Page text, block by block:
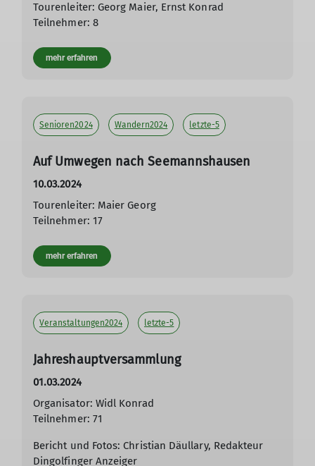
Tourenleiter: Georg Maier, Ernst Konrad
Teilnehmer: 8
mehr erfahren
Senioren2024 Wandern2024 letzte-5
Auf Umwegen nach Seemannshausen
10.03.2024
Tourenleiter: Maier Georg
Teilnehmer: 17
mehr erfahren
Veranstaltungen2024 letzte-5
Jahreshauptversammlung
01.03.2024
Organisator: Widl Konrad
Teilnehmer: 71
Bericht und Fotos: Christian Däullary, Redakteur
Dingolfinger Anzeiger